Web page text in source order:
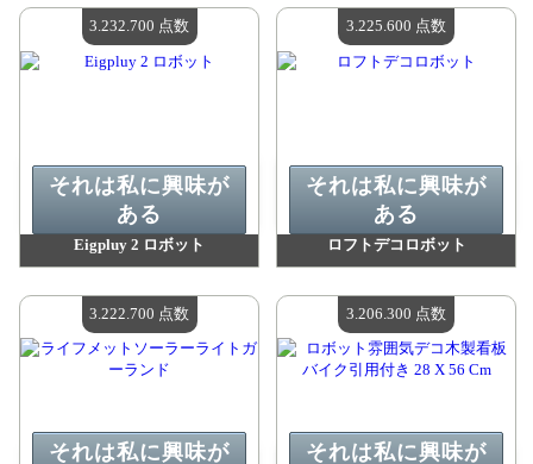
利用可能な数量：4
利用可能な数量：4
Eigpluy 2 ロボット
利用可能な数量：4
それは私に興味が
ある
3.232.700 点数
ロフトデコロボット
利用可能な数量：4
それは私に興味が
ある
3.225.600 点数
それは私に興味が
3.222.700 点数
それは私に興味が
3.206.300 点数